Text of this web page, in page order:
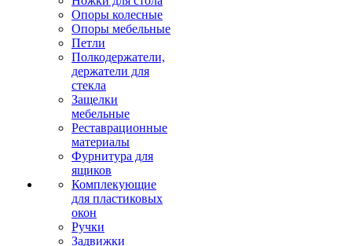
Опоры колесные
Опоры мебельные
Петли
Полкодержатели,
держатели для
стекла
Защелки
мебельные
Реставрационные
материалы
Фурнитура для
ящиков
Комплекующие
для пластиковых
окон
Ручки
Задвижки